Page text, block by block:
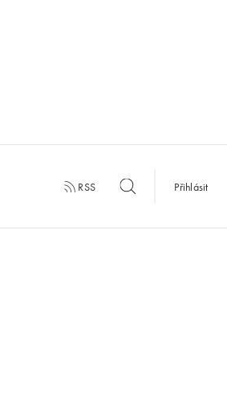
RSS Přihlásit